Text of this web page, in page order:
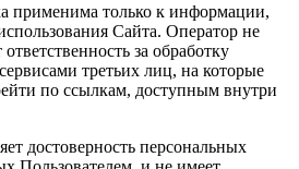
применима только к информации,
Сайта. Оператор не
за обработку
третьих лиц, на которые
по ссылкам, доступным внутри
достоверность персональных